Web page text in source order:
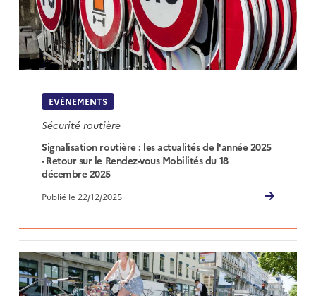
EVÉNEMENTS
Sécurité routière
Signalisation routière : les actualités de l'année 2025
- Retour sur le Rendez-vous Mobilités du 18
décembre 2025
Publié le 22/12/2025